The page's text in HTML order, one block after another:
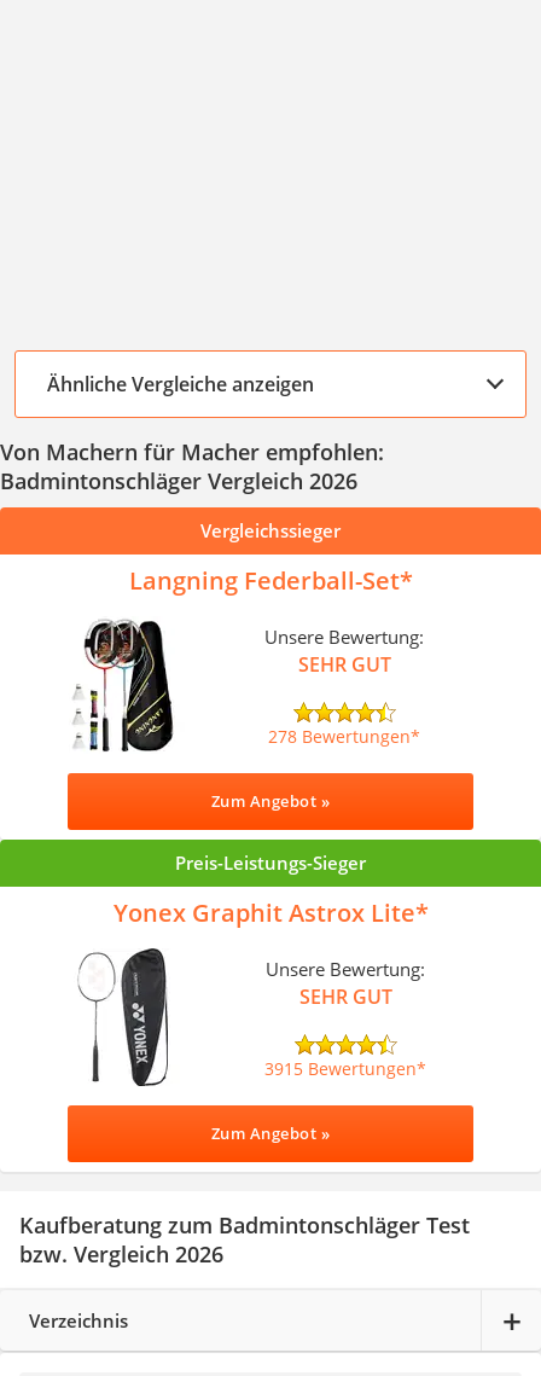
Ähnliche Vergleiche anzeigen
Von Machern für Macher empfohlen:
Badmintonschläger Vergleich 2026
Vergleichssieger
Langning Federball-Set
Unsere Bewertung:
SEHR GUT
278 Bewertungen
Zum Angebot »
Preis-Leistungs-Sieger
Yonex Graphit Astrox Lite
Unsere Bewertung:
SEHR GUT
3915 Bewertungen
Zum Angebot »
Kaufberatung zum Badmintonschläger Test
bzw. Vergleich 2026
Verzeichnis